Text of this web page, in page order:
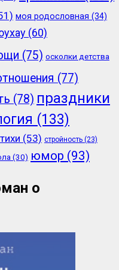
моя родословная (34)
(60)
(75) осколки детства
(77)
(78) праздники
(133)
(53) стройность (23)
(30) юмор (93)
о